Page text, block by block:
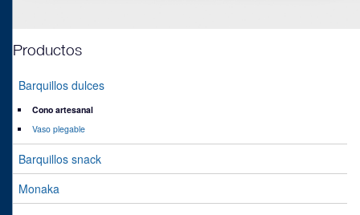
Productos
Barquillos dulces
Cono artesanal
Vaso plegable
Barquillos snack
Monaka